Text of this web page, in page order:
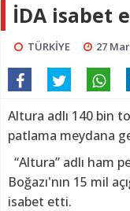
İDA isabet
TÜRKİYE 27
Altura adlı 140 bin
patlama meydana
“Altura” adlı ham
Boğazı'nın 15 mil
isabet etti.